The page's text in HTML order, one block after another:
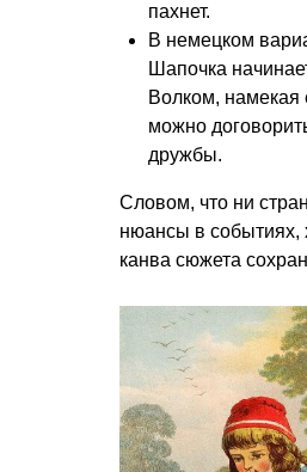
пахнет.
В немецком
Шапочка
Волком, намекая
можно
дружбы.
Словом, что ни
нюансы в событиях,
канва сюжета